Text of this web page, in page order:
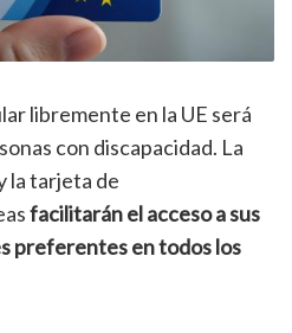
libremente en la UE será
con discapacidad. La
la tarjeta de
facilitarán el acceso a sus
preferentes en todos los